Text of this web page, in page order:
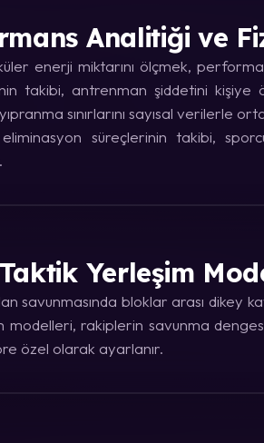
Analitiği ve
enerji miktarını ölçmek,
takibi, antrenman şiddetini kişiye
sınırlarını sayısal verilerle
süreçlerinin takibi,
Yerleşim
savunmasında bloklar arası dikey
modelleri, rakiplerin savunma
özel olarak ayarlanır.